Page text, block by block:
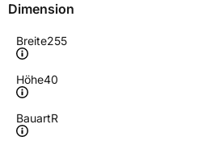
Dimension
Breite255
Höhe40
BauartR